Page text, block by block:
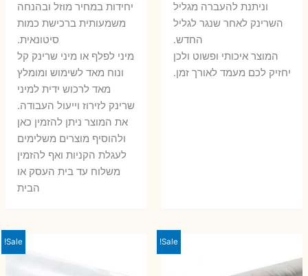
וניתנת להעברה מגליל
השרינק לאחר שנגר לגליל
החדש.
המוצר איכותי ופשוט ולכן
יחזיק לכם מעמד לאורך זמן.
יחידות במחיר מוזל ובהנחה
משמעותית ברכישת כמות
סיטונאית.
מיני לפלף או מיני שרינק קל
ונוח מאד לשימוש ומומלץ
מאד לרכוש ידית למיני
שרינק לזירוז וייעול העבודה.
את המוצר ניתן להזמין כאן
ולהוסיף מוצרים משלימים
לעגלת הקניות ואף להזמין
משלוח עד בית העסק או
הבית
Sale!
Sale!